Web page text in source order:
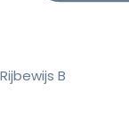
Rijbewijs B